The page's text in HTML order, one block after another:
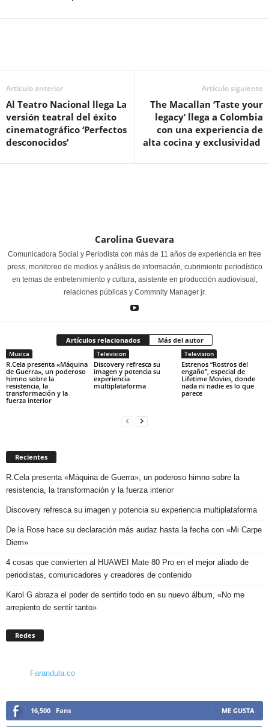
Artículo anterior
Al Teatro Nacional llega La
versión teatral del éxito
cinematográfico ‘Perfectos
desconocidos’
Artículo siguiente
The Macallan ‘Taste your
legacy’ llega a Colombia
con una experiencia de
alta cocina y exclusividad
Carolina Guevara
Comunicadora Social y Periodista con más de 11 años de experiencia en free
press, monitoreo de medios y análisis de información, cubrimiento periodístico
en temas de entretenimiento y cultura, asistente en producción audiovisual,
relaciones públicas y Commnity Manager jr.
Artículos relacionados Más del autor
Musica
R.Cela presenta «Máquina
de Guerra», un poderoso
himno sobre la
resistencia, la
transformación y la
fuerza interior
Television
Discovery refresca su
imagen y potencia su
experiencia
multiplataforma
Television
Estrenos “Rostros del
engaño”, especial de
Lifetime Movies, donde
nada ni nadie es lo que
parece
Recientes
R.Cela presenta «Máquina de Guerra», un poderoso himno sobre la
resistencia, la transformación y la fuerza interior
Discovery refresca su imagen y potencia su experiencia multiplataforma
De la Rose hace su declaración más audaz hasta la fecha con «Mi Carpe
Diem»
4 cosas que convierten al HUAWEI Mate 80 Pro en el mejor aliado de
periodistas, comunicadores y creadores de contenido
Karol G abraza el poder de sentirlo todo en su nuevo álbum, «No me
arrepiento de sentir tanto»
Redes
Farandula.co
16,500 Fans ME GUSTA